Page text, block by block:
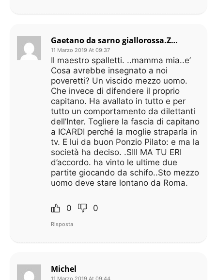
Gaetano da sarno giallorossa.ZANIOLO NON SI TOCCA
11 Marzo 2019 At 09:37
Il maestro spalletti. ..mamma mia..e’
Cosa avrebbe insegnato a noi
poveretti? Un viscido mezzo uomo.
Che invece di difendere il proprio
capitano. Ha avallato in tutto e per
tutto un comportamento da dilettanti
dell’Inter. Togliere la fascia di capitano
a ICARDI perché la moglie straparla in
tv. E lui da buon Ponzio Pilato: e ma la
società ha deciso. .SIII MA TU ERI
d’accordo. ha vinto le ultime due
partite giocando da schifo..Sto mezzo
uomo deve stare lontano da Roma.
0 0
Risposta
Michel